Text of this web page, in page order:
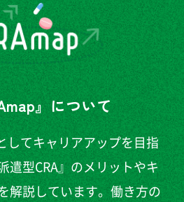
』について
してキャリアアップを目指
遣型CRA』のメリットやキ
解説しています。働き方の